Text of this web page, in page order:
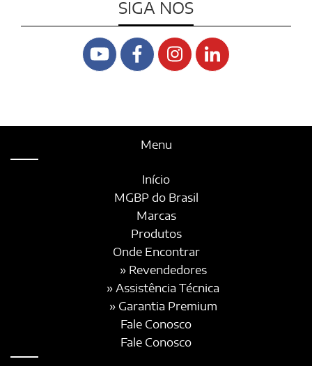
SIGA NOS
Menu
Início
MGBP do Brasil
Marcas
Produtos
Onde Encontrar
» Revendedores
» Assistência Técnica
» Garantia Premium
Fale Conosco
Fale Conosco